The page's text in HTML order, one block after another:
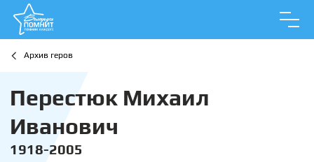
Архив геров
Перестюк Михаил
Иванович
1918-2005